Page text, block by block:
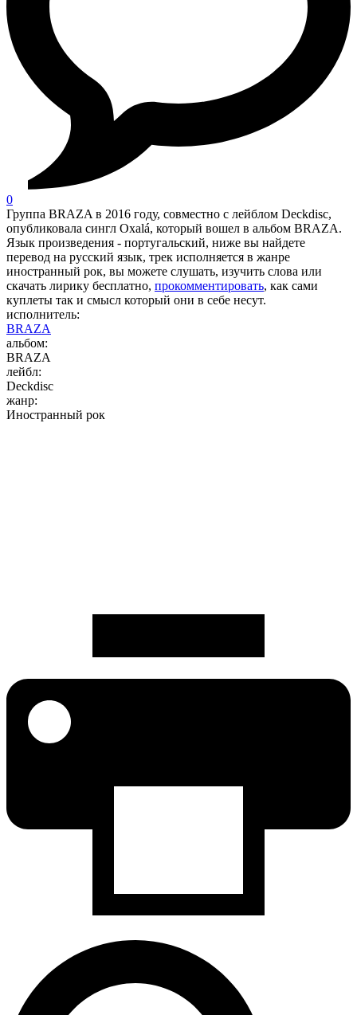
0
Группа BRAZA в 2016 году, совместно с лейблом Deckdisc,
опубликовала сингл Oxalá, который вошел в альбом BRAZA.
Язык произведения - португальский, ниже вы найдете
перевод на русский язык, трек исполняется в жанре
иностранный рок, вы можете слушать, изучить слова или
скачать лирику бесплатно, прокомментировать, как сами
куплеты так и смысл который они в себе несут.
исполнитель:
BRAZA
альбом:
BRAZA
лейбл:
Deckdisc
жанр:
Иностранный рок